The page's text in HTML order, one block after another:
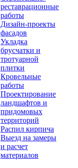
реставрационные
работы
Дизайн-проекты
фасадов
Укладка
брусчатки и
тротуарной
плитки
Кровельные
работы
Проектирование
ландшафтов и
придомовых
территорий
Распил кирпича
Выезд на замеры
и расчет
материалов